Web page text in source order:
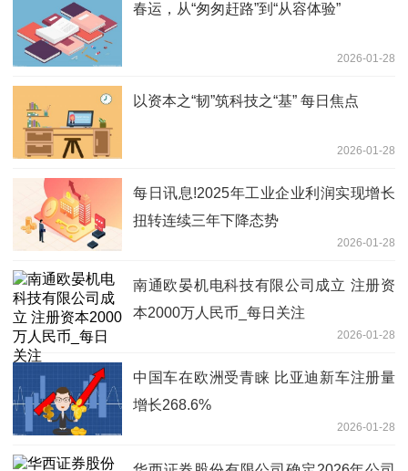
春运，从“匆匆赶路”到“从容体验”
2026-01-28
以资本之“韧”筑科技之“基” 每日焦点
2026-01-28
每日讯息!2025年工业企业利润实现增长
扭转连续三年下降态势
2026-01-28
南通欧晏机电科技有限公司成立 注册资
本2000万人民币_每日关注
2026-01-28
中国车在欧洲受青睐 比亚迪新车注册量
增长268.6%
2026-01-28